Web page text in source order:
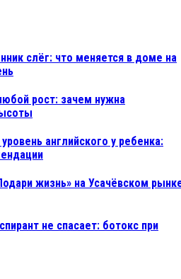
слёг: что меняется в доме на
рост: зачем нужна
английского у ребенка:
жизнь» на Усачёвском
не спасает: ботокс при